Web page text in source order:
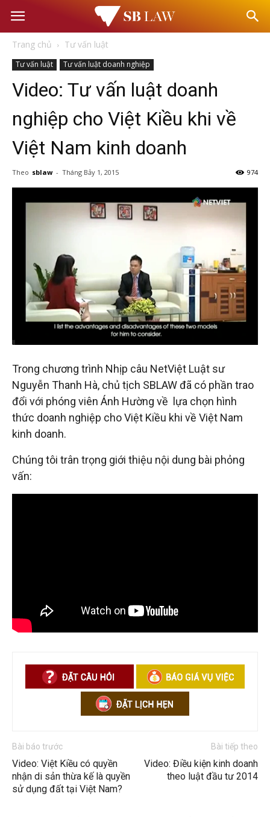
Văn
Luật
Đại
diện
Trang chủ Tư vấn luật
Tư vấn luật Tư vấn luật doanh nghiệp
Video: Tư vấn luật doanh
nghiệp cho Việt Kiều khi về
Việt Nam kinh doanh
Theo sblaw - Tháng Bảy 1, 2015 974
Trong chương trình Nhịp câu NetViệt Luật sư
Nguyễn Thanh Hà, chủ tịch SBLAW đã có phần trao
đổi với phóng viên Ánh Hường về lựa chọn hình
thức doanh nghiệp cho Việt Kiều khi về Việt Nam
kinh doanh.
Chúng tôi trân trọng giới thiệu nội dung bài phỏng
vấn:
Bài báo trước
Video: Việt Kiều có quyền
nhận di sản thừa kế là quyền
sử dụng đất tại Việt Nam?
Bài tiếp theo
Video: Điều kiện kinh doanh
theo luật đầu tư 2014